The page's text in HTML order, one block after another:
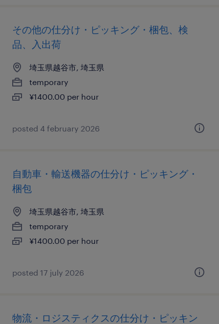
その他の仕分け・ピッキング・梱包、検
品、入出荷
埼玉県越谷市, 埼玉県
temporary
¥1400.00 per hour
posted 4 february 2026
自動車・輸送機器の仕分け・ピッキング・
梱包
埼玉県越谷市, 埼玉県
temporary
¥1400.00 per hour
posted 17 july 2026
物流・ロジスティクスの仕分け・ピッキン